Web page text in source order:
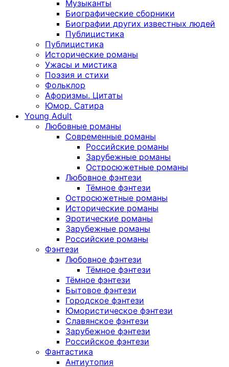
Музыканты
Биографические сборники
Биографии других известных людей
Публицистика
Публицистика
Исторические романы
Ужасы и мистика
Поэзия и стихи
Фольклор
Афоризмы. Цитаты
Юмор. Сатира
Young Adult
Любовные романы
Современные романы
Российские романы
Зарубежные романы
Остросюжетные романы
Любовное фэнтези
Тёмное фэнтези
Остросюжетные романы
Исторические романы
Эротические романы
Зарубежные романы
Российские романы
Фэнтези
Любовное фэнтези
Тёмное фэнтези
Тёмное фэнтези
Бытовое фэнтези
Городское фэнтези
Юмористическое фэнтези
Славянское фэнтези
Зарубежное фэнтези
Российское фэнтези
Фантастика
Антиутопия